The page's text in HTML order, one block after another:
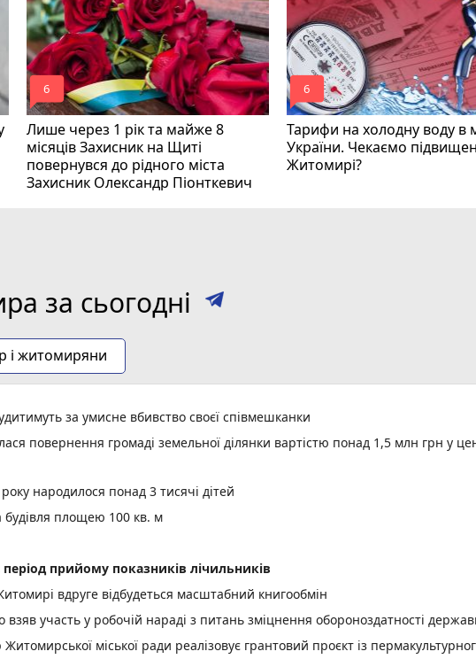
Лише через 1 рік та майже 8
місяців Захисник на Щиті
повернувся до рідного міста
Захисник Олександр Піонткевич
mode_comment
6
Тарифи на холодну воду в
України. Чекаємо
Житомирі?
mode_comment
6
за сьогодні
і житомиряни
за умисне вбивство своєї співмешканки
повернення громаді земельної ділянки вартістю понад 1,5 млн грн у
народилося понад 3 тисячі дітей
будівля площею 100 кв. м
прийому показників лічильників
вдруге відбудеться масштабний книгообмін
взяв участь у робочій нараді з питань зміцнення обороноздатності
міської ради реалізовує грантовий проєкт із